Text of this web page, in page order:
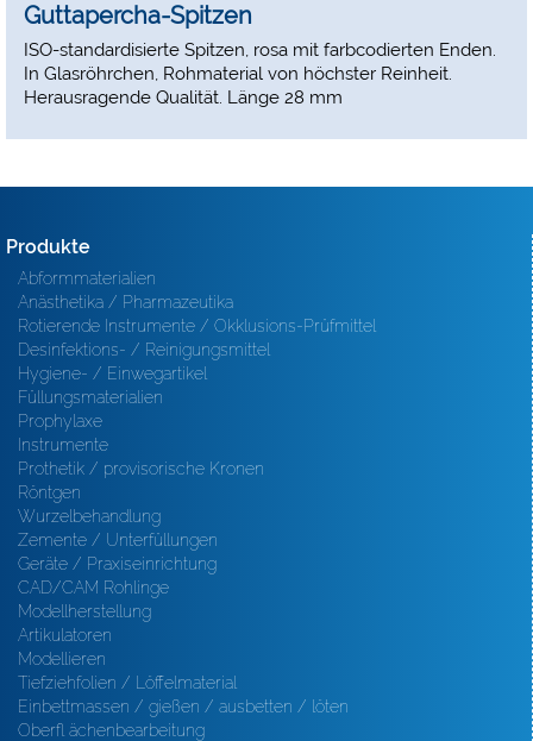
Guttapercha-Spitzen
ISO-standardisierte Spitzen, rosa mit farbcodierten Enden.
In Glasröhrchen, Rohmaterial von höchster Reinheit.
Herausragende Qualität. Länge 28 mm
Produkte
Abformmaterialien
Anästhetika / Pharmazeutika
Rotierende Instrumente / Okklusions-Prüfmittel
Desinfektions- / Reinigungsmittel
Hygiene- / Einwegartikel
Füllungsmaterialien
Prophylaxe
Instrumente
Prothetik / provisorische Kronen
Röntgen
Wurzelbehandlung
Zemente / Unterfüllungen
Geräte / Praxiseinrichtung
CAD/CAM Rohlinge
Modellherstellung
Artikulatoren
Modellieren
Tiefziehfolien / Löffelmaterial
Einbettmassen / gießen / ausbetten / löten
Oberfl ächenbearbeitung